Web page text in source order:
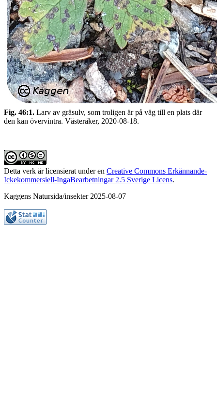
Fig. 46:1. Larv av gräsulv, som troligen är på väg till en plats där
den kan övervintra. Västeråker, 2020-08-18.
Detta verk är licensierat under en Creative Commons Erkännande-
Ickekommersiell-IngaBearbetningar 2.5 Sverige Licens.
Kaggens Natursida/insekter 2025-08-07